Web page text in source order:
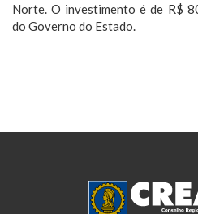
Norte. O investimento é de R$
do Governo do Estado.